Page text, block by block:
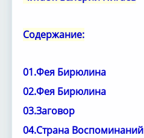
Содержание:
01.Фея Бирюлина
02.Фея Бирюлина
03.Заговор
04.Страна Воспоминаний